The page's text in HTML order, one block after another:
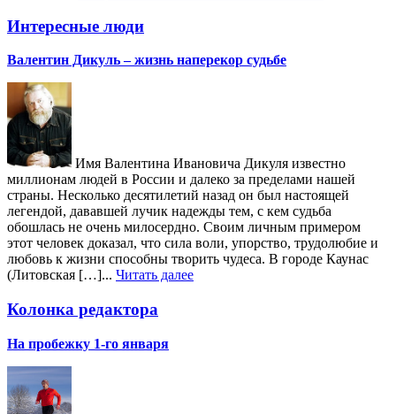
Интересные люди
Валентин Дикуль – жизнь наперекор судьбе
Имя Валентина Ивановича Дикуля известно
миллионам людей в России и далеко за пределами нашей
страны. Несколько десятилетий назад он был настоящей
легендой, дававшей лучик надежды тем, с кем судьба
обошлась не очень милосердно. Своим личным примером
этот человек доказал, что сила воли, упорство, трудолюбие и
любовь к жизни способны творить чудеса. В городе Каунас
(Литовская […]... Читать далее
Колонка редактора
На пробежку 1-го января